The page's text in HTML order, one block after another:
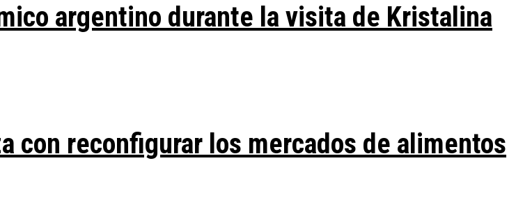
argentino durante la visita de Kristalina
con reconfigurar los mercados de alimentos